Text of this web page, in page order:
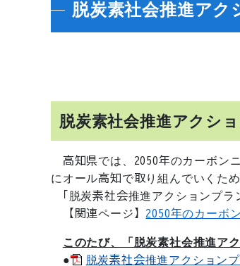
脱炭素社会推進アク
脱炭素社会推進アクシ
高知県では、2050年のカーボン
にオール高知で取り組んでいくため
「脱炭素社会推進アクションプラ
【関連ページ】 2050年のカーボ
このたび、「脱炭素社会推進ア
●
脱炭素社会推進アクション